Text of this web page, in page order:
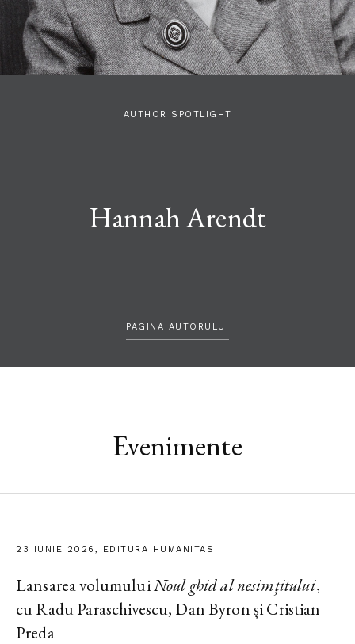
AUTHOR SPOTLIGHT
Hannah Arendt
PAGINA AUTORULUI
Evenimente
23 IUNIE 2026, EDITURA HUMANITAS
Lansarea volumuluiNoul ghid al nesimțitului,
cu Radu Paraschivescu, Dan Byron și Cristian
Preda